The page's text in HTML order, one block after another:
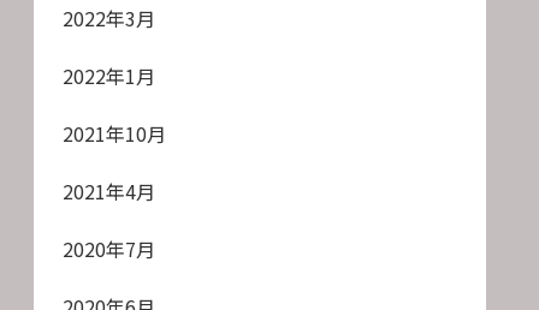
2022年3月
2022年1月
2021年10月
2021年4月
2020年7月